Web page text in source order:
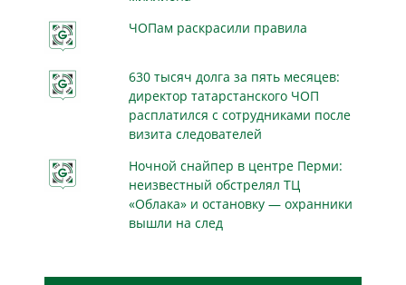
ЧОПам раскрасили правила
630 тысяч долга за пять месяцев:
директор татарстанского ЧОП
расплатился с сотрудниками после
визита следователей
Ночной снайпер в центре Перми:
неизвестный обстрелял ТЦ
«Облака» и остановку — охранники
вышли на след